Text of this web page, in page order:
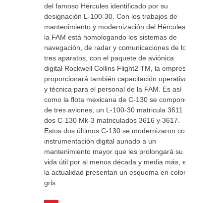
del famoso Hércules identificado por su
designación L-100-30. Con los trabajos de
mantenimiento y modernización del Hércules,
la FAM está homologando los sistemas de
navegación, de radar y comunicaciones de los
tres aparatos, con el paquete de aviónica
digital Rockwell Collins Flight2 TM, la empresa
proporcionará también capacitación operativa
y técnica para el personal de la FAM. Es así
como la flota mexicana de C-130 se compone
de tres aviones, un L-100-30 matricula 3611 y
dos C-130 Mk-3 matriculados 3616 y 3617.
Estos dos últimos C-130 se modernizaron con
instrumentación digital aunado a un
mantenimiento mayor que les prolongará su
vida útil por al menos década y media más, en
la actualidad presentan un esquema en color
gris.